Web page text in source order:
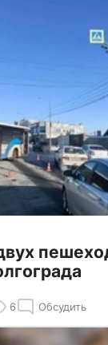
6 Обсудить